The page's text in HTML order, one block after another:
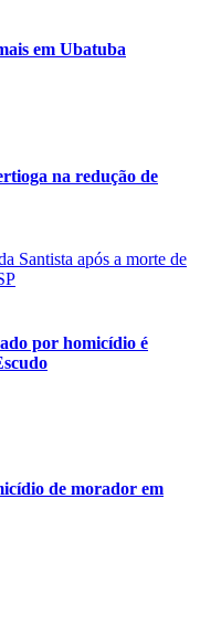
em Ubatuba
na redução de
por homicídio é
de morador em